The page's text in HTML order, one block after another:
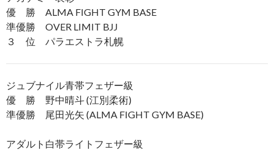
優 勝 ALMA FIGHT GYM BASE
準優勝 OVER LIMIT BJJ
３ 位 パラエストラ札幌
ジュブナイル青帯フェザー級
優 勝 野中晴斗 (江別柔術)
準優勝 尾田光矢 (ALMA FIGHT GYM BASE)
アダルト白帯ライトフェザー級